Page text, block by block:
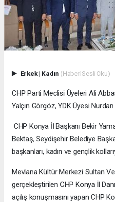
Erkek| Kadın (Haberi Sesli Oku)
CHP Parti Meclisi Üyeleri Ali
Yalçın Görgöz, YDK Üyesi
CHP Konya İl Başkanı Bekir
Bektaş, Seydişehir Belediye
başkanları, kadın ve gençlik
Mevlana Kültür Merkezi Sultan
gerçekleştirilen CHP Konya İl
açılış konuşmasını yapan CHP